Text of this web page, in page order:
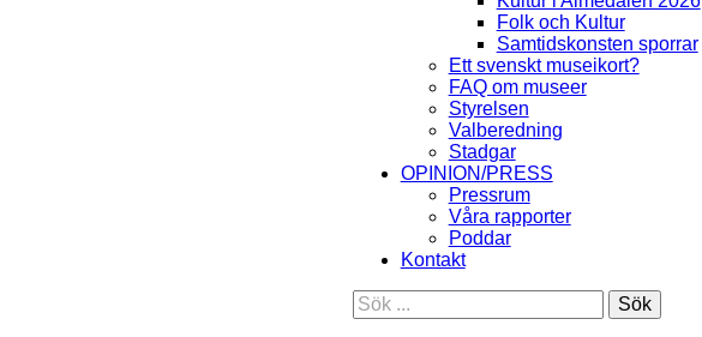
Folk och Kultur
Samtidskonsten sporrar
Ett svenskt museikort?
FAQ om museer
Styrelsen
Valberedning
Stadgar
OPINION/PRESS
Pressrum
Våra rapporter
Poddar
Kontakt
Sök